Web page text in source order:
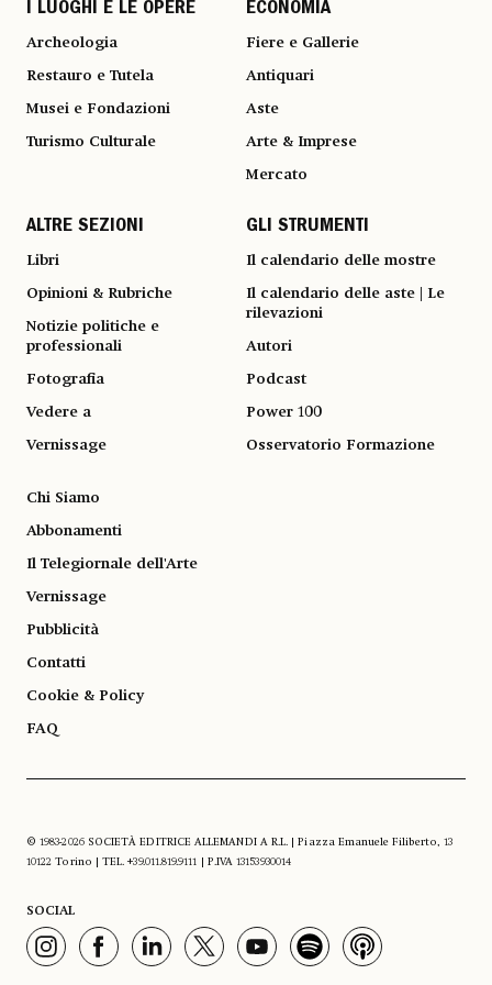
I LUOGHI E LE OPERE
Archeologia
Restauro e Tutela
Musei e Fondazioni
Turismo Culturale
ECONOMIA
Fiere e Gallerie
Antiquari
Aste
Arte & Imprese
Mercato
ALTRE SEZIONI
Libri
Opinioni & Rubriche
Notizie politiche e
professionali
Fotografia
Vedere a
Vernissage
GLI STRUMENTI
Il calendario delle mostre
Il calendario delle aste | Le
rilevazioni
Autori
Podcast
Power 100
Osservatorio Formazione
Chi Siamo
Abbonamenti
Il Telegiornale dell'Arte
Vernissage
Pubblicità
Contatti
Cookie & Policy
FAQ
© 1983-2026 SOCIETÀ EDITRICE ALLEMANDI A R.L. | Piazza Emanuele Filiberto, 13
10122 Torino | TEL. +39.011.819.9111 | P.IVA 13153930014
SOCIAL